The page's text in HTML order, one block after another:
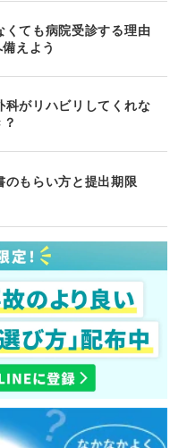
くても病院受診する理由
えよう
科がリハビリしてくれな
のもらい方と提出期限